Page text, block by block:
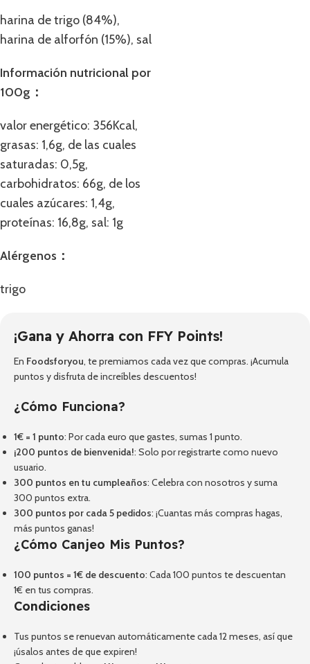
harina de trigo (84%),
harina de alforfón (15%), sal
Información nutricional por
100g：
valor energético: 356Kcal,
grasas: 1,6g, de las cuales
saturadas: 0,5g,
carbohidratos: 66g, de los
cuales azúcares: 1,4g,
proteínas: 16,8g, sal: 1g
Alérgenos：
trigo
¡Gana y Ahorra con FFY Points!
En Foodsforyou, te premiamos cada vez que compras. ¡Acumula
puntos y disfruta de increíbles descuentos!
¿Cómo Funciona?
1€ = 1 punto: Por cada euro que gastes, sumas 1 punto.
¡200 puntos de bienvenida!: Solo por registrarte como nuevo
usuario.
300 puntos en tu cumpleaños: Celebra con nosotros y suma
300 puntos extra.
300 puntos por cada 5 pedidos: ¡Cuantas más compras hagas,
más puntos ganas!
¿Cómo Canjeo Mis Puntos?
100 puntos = 1€ de descuento: Cada 100 puntos te descuentan
1€ en tus compras.
Condiciones
Tus puntos se renuevan automáticamente cada 12 meses, así que
¡úsalos antes de que expiren!